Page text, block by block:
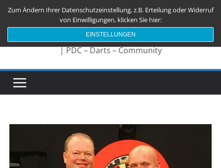
Zum
Darts180.de
| PDC – Darts – Community
Zum Ändern Ihrer Datenschutzeinstellung, z.B. Erteilung oder Widerruf
von Einwilligungen, klicken Sie hier:
EINSTELLUNGEN